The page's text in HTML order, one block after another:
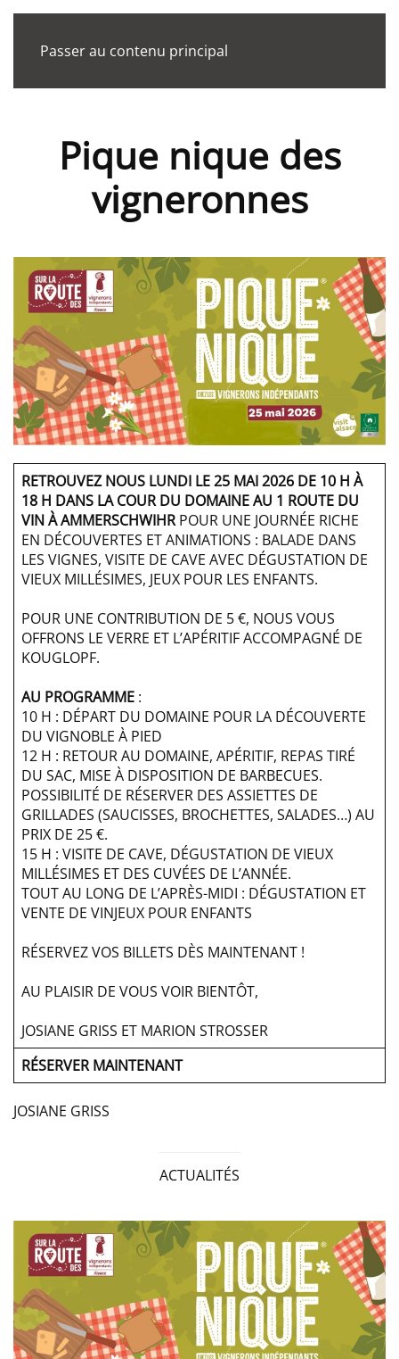
Passer au contenu principal
Pique nique des
vigneronnes
RETROUVEZ NOUS LUNDI LE 25 MAI 2026 DE 10 H À
18 H DANS LA COUR DU DOMAINE AU 1 ROUTE DU
VIN À AMMERSCHWIHRPOUR UNE JOURNÉE RICHE
EN DÉCOUVERTES ET ANIMATIONS : BALADE DANS
LES VIGNES, VISITE DE CAVE AVEC DÉGUSTATION DE
VIEUX MILLÉSIMES, JEUX POUR LES ENFANTS.
POUR UNE CONTRIBUTION DE 5 €, NOUS VOUS
OFFRONS LE VERRE ET L’APÉRITIF ACCOMPAGNÉ DE
KOUGLOPF.
AU PROGRAMME :
10 H : DÉPART DU DOMAINE POUR LA DÉCOUVERTE
DU VIGNOBLE À PIED
12 H : RETOUR AU DOMAINE, APÉRITIF, REPAS TIRÉ
DU SAC, MISE À DISPOSITION DE BARBECUES.
POSSIBILITÉ DE RÉSERVER DES ASSIETTES DE
GRILLADES (SAUCISSES, BROCHETTES, SALADES…) AU
PRIX DE 25 €.
15 H : VISITE DE CAVE, DÉGUSTATION DE VIEUX
MILLÉSIMES ET DES CUVÉES DE L’ANNÉE.
TOUT AU LONG DE L’APRÈS-MIDI : DÉGUSTATION ET
VENTE DE VINJEUX POUR ENFANTS
RÉSERVEZ VOS BILLETS DÈS MAINTENANT !
AU PLAISIR DE VOUS VOIR BIENTÔT,
JOSIANE GRISS ET MARION STROSSER
RÉSERVER MAINTENANT
JOSIANE GRISS
ACTUALITÉS